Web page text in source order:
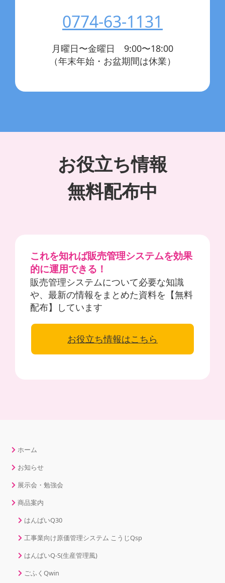
0774-63-1131
月曜日〜金曜日 9:00〜18:00
（年末年始・お盆期間は休業）
お役立ち情報
無料配布中
これを知れば販売管理システムを効果
的に運用できる！
販売管理システムについて必要な知識
や、最新の情報をまとめた資料を【無料
配布】しています
お役立ち情報はこちら
ホーム
お知らせ
展示会・勉強会
商品案内
はんばいQ30
工事業向け原価管理システム こうじQsp
はんばいQ-S(生産管理風)
ごふくQwin